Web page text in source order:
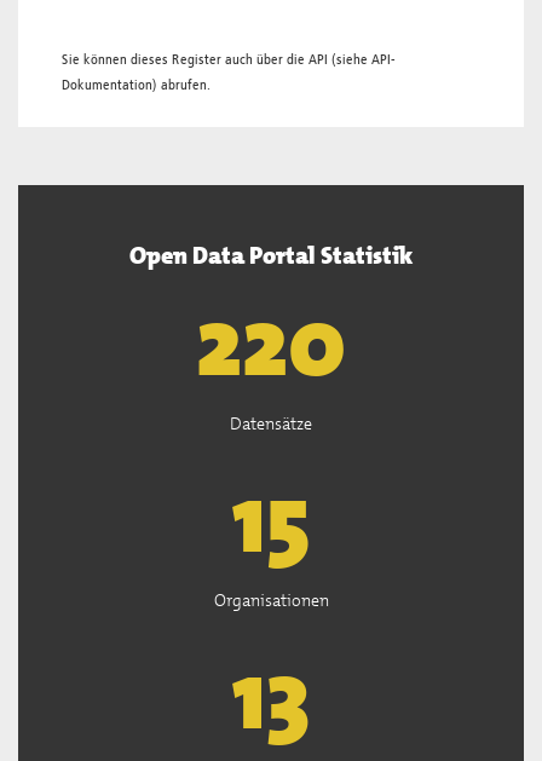
Sie können dieses Register auch über die API (siehe API-
Dokumentation) abrufen.
Open Data Portal Statistik
222
Datensätze
15
Organisationen
13